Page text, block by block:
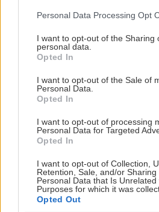
Please note that this website/app
not limited to your visit or usage
grant or deny consent to Google
use your data for below specified
consent section.
Personal Data Processing Opt
I want to opt-out of the Sharing
personal data.
Opted In
I want to opt-out of the Sale of
Personal Data.
Opted In
I want to opt-out of processing
Personal Data for Targeted
Opted In
I want to opt-out of Collection,
Retention, Sale, and/or Sharing
Personal Data that Is Unrelated
Purposes for which it was
Opted Out
panašovanými listami,
ktoré dodajú vášmu
záhonu celosezónny
šmrnc